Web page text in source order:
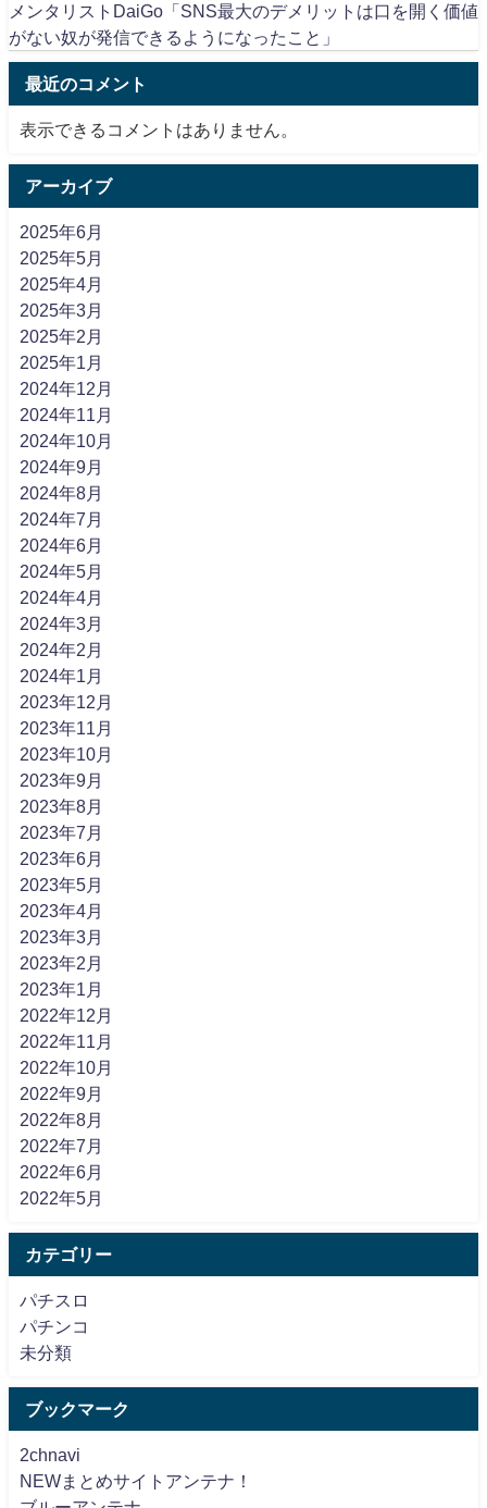
メンタリストDaiGo「SNS最大のデメリットは口を開く価値
がない奴が発信できるようになったこと」
最近のコメント
表示できるコメントはありません。
アーカイブ
2025年6月
2025年5月
2025年4月
2025年3月
2025年2月
2025年1月
2024年12月
2024年11月
2024年10月
2024年9月
2024年8月
2024年7月
2024年6月
2024年5月
2024年4月
2024年3月
2024年2月
2024年1月
2023年12月
2023年11月
2023年10月
2023年9月
2023年8月
2023年7月
2023年6月
2023年5月
2023年4月
2023年3月
2023年2月
2023年1月
2022年12月
2022年11月
2022年10月
2022年9月
2022年8月
2022年7月
2022年6月
2022年5月
カテゴリー
パチスロ
パチンコ
未分類
ブックマーク
2chnavi
NEWまとめサイトアンテナ！